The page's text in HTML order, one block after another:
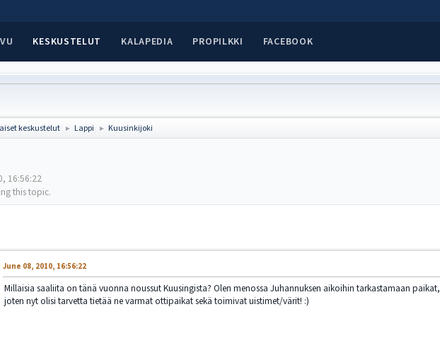
KESKUSTELUT KALAPEDIA PROPILKKI FACEBOOK
keskustelut ► Lappi ► Kuusinkijoki
16:56:22
this topic.
June 08, 2010, 16:56:22
Millaisia saaliita on tänä vuonna noussut Kuusingista? Olen menossa Juhannuksen aikoihin tarkastamaan paikat,
joten nyt olisi tarvetta tietää ne varmat ottipaikat sekä toimivat uistimet/värit! :)